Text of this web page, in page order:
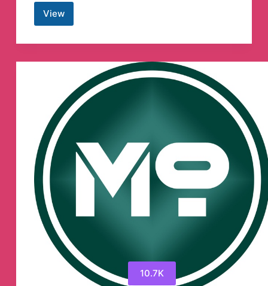
ViewДИАЛОГ
Телеграм
канал
10.7K